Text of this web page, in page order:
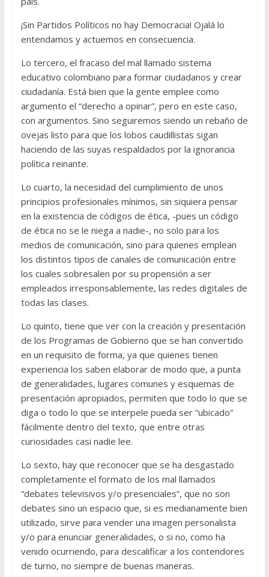
¡Sin Partidos Políticos no hay Democracia! Ojalá lo
entendamos y actuemos en consecuencia.
Lo tercero, el fracaso del mal llamado sistema
educativo colombiano para formar ciudadanos y crear
ciudadanía. Está bien que la gente emplee como
argumento el “derecho a opinar”, pero en este caso,
con argumentos. Sino seguiremos siendo un rebaño de
ovejas listo para que los lobos caudillistas sigan
haciendo de las suyas respaldados por la ignorancia
política reinante.
Lo cuarto, la necesidad del cumplimiento de unos
principios profesionales mínimos, sin siquiera pensar
en la existencia de códigos de ética, -pues un código
de ética no se le niega a nadie-, no solo para los
medios de comunicación, sino para quienes emplean
los distintos tipos de canales de comunicación entre
los cuales sobresalen por su propensión a ser
empleados irresponsablemente, las redes digitales de
todas las clases.
Lo quinto, tiene que ver con la creación y presentación
de los Programas de Gobierno que se han convertido
en un requisito de forma, ya que quienes tienen
experiencia los saben elaborar de modo que, a punta
de generalidades, lugares comunes y esquemas de
presentación apropiados, permiten que todo lo que se
diga o todo lo que se interpele pueda ser “ubicado”
fácilmente dentro del texto, que entre otras
curiosidades casi nadie lee.
Lo sexto, hay que reconocer que se ha desgastado
completamente el formato de los mal llamados
“debates televisivos y/o presenciales”, que no son
debates sino un espacio que, si es medianamente bien
utilizado, sirve para vender una imagen personalista
y/o para enunciar generalidades, o si no, como ha
venido ocurriendo, para descalificar a los contendores
de turno, no siempre de buenas maneras.